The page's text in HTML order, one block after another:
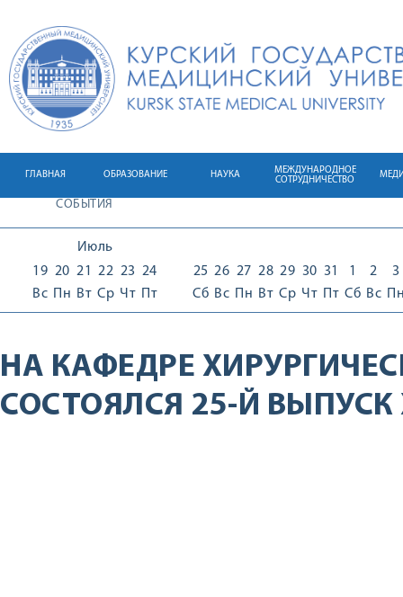
ГЛАВНАЯ ОБРАЗОВАНИЕ НАУКА
МЕЖДУНАРОДНОЕ
СОТРУДНИЧЕСТВО
СОБЫТИЯ
Июль
19
Вс
20
Пн
21
Вт
22
Ср
23
Чт
24
Пт
25
Сб
26
Вс
27
Пн
28
Вт
29
Ср
30
Чт
31
Пт
1
Сб
2
Вс
3
НА КАФЕДРЕ
СОСТОЯЛСЯ 25-Й ВЫПУСК